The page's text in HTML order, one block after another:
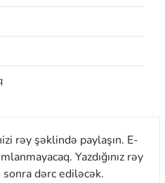
rəy şəklində paylaşın. E-
Yazdığınız rəy
dərc ediləcək.